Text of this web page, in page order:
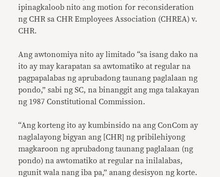
ipinagkaloob nito ang motion for reconsideration
ng CHR sa CHR Employees Association (CHREA) v.
CHR.
Ang awtonomiya nito ay limitado “sa isang dako na
ito ay may karapatan sa awtomatiko at regular na
pagpapalabas ng aprubadong taunang paglalaan ng
pondo,” sabi ng SC, na binanggit ang mga talakayan
ng 1987 Constitutional Commission.
“Ang korteng ito ay kumbinsido na ang ConCom ay
naglalayong bigyan ang [CHR] ng pribilehiyong
magkaroon ng aprubadong taunang paglalaan (ng
pondo) na awtomatiko at regular na inilalabas,
ngunit wala nang iba pa,” anang desisyon ng korte.